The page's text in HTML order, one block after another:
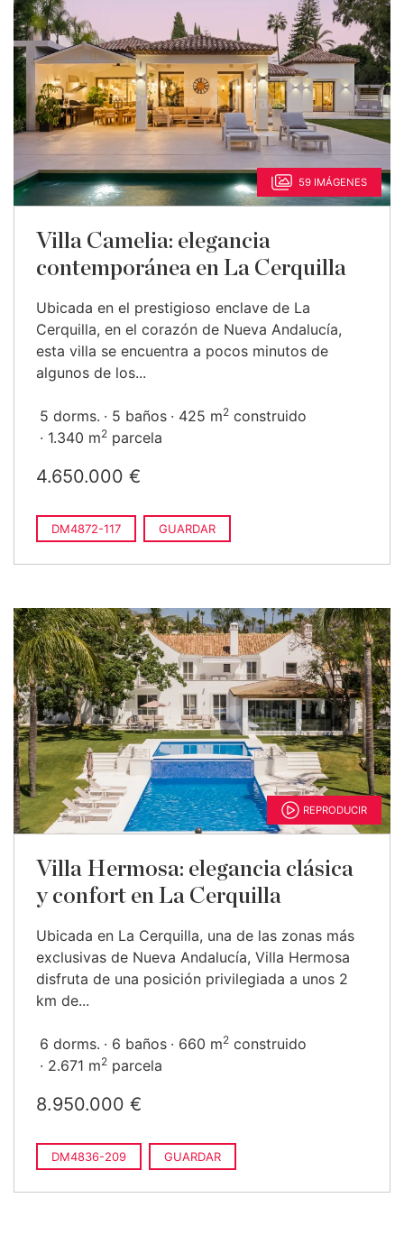
59 IMÁGENES
Villa Camelia: elegancia
contemporánea en La Cerquilla
Ubicada en el prestigioso enclave de La
Cerquilla, en el corazón de Nueva Andalucía,
esta villa se encuentra a pocos minutos de
algunos de los...
5 dorms. 5 baños 425 m2 construido
1.340 m2 parcela
4.650.000 €
DM4872-117 GUARDAR
REPRODUCIR
Villa Hermosa: elegancia clásica
y confort en La Cerquilla
Ubicada en La Cerquilla, una de las zonas más
exclusivas de Nueva Andalucía, Villa Hermosa
disfruta de una posición privilegiada a unos 2
km de...
6 dorms. 6 baños 660 m2 construido
2.671 m2 parcela
8.950.000 €
DM4836-209 GUARDAR